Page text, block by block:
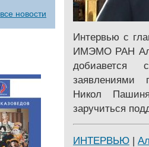
все новости
Интервью с
ИМЭМО РАН
добиавется
заявлениями
Никол
заручиться
ИНТЕРВЬЮ |